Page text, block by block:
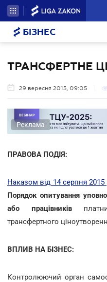
БІЗНЕС
ТРАНСФЕРТНЕ
29 вересня 2015, 09:05
Реклама
ПРАВОВА ПОДІЯ:
Наказом від 14 серпня
Порядок опитування
або працівників
трансфертного
ВПЛИВ НА БІЗНЕС:
Контролюючий орган